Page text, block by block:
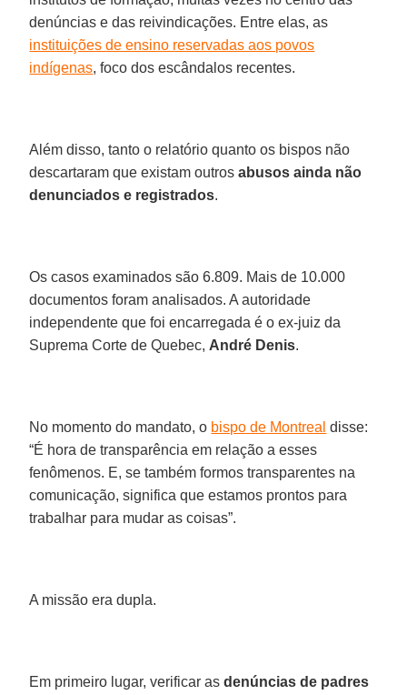
denúncias e das reivindicações. Entre elas, as
instituições de ensino reservadas aos povos
indígenas, foco dos escândalos recentes.
Além disso, tanto o relatório quanto os bispos não
descartaram que existam outrosabusos ainda não
denunciados e registrados.
Os casos examinados são 6.809. Mais de 10.000
documentos foram analisados. A autoridade
independente que foi encarregada é o ex-juiz da
Suprema Corte de Quebec, André Denis.
No momento do mandato, o bispo de Montreal disse:
“É hora de transparência em relação a esses
fenômenos. E, se também formos transparentes na
comunicação, significa que estamos prontos para
trabalhar para mudar as coisas”.
A missão era dupla.
Em primeiro lugar, verificar asdenúncias de padres